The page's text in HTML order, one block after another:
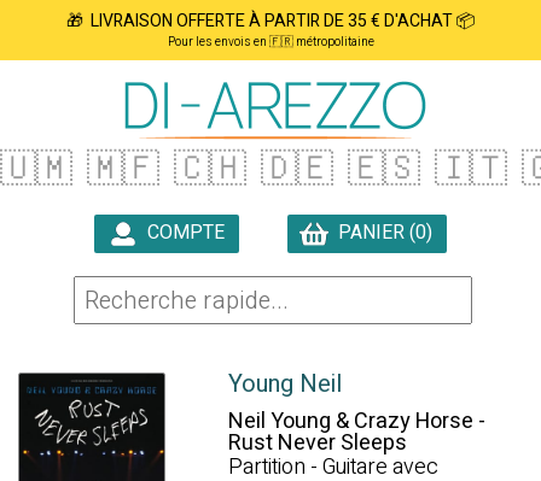
🎁 LIVRAISON OFFERTE À PARTIR DE 35 € D'ACHAT 📦
Pour les envois en 🇫🇷 métropolitaine
🇺🇲 🇲🇫 🇨🇭 🇩🇪 🇪🇸 🇮🇹
COMPTE
PANIER (0)
Young Neil
Neil Young & Crazy Horse -
Rust Never Sleeps
Partition - Guitare avec